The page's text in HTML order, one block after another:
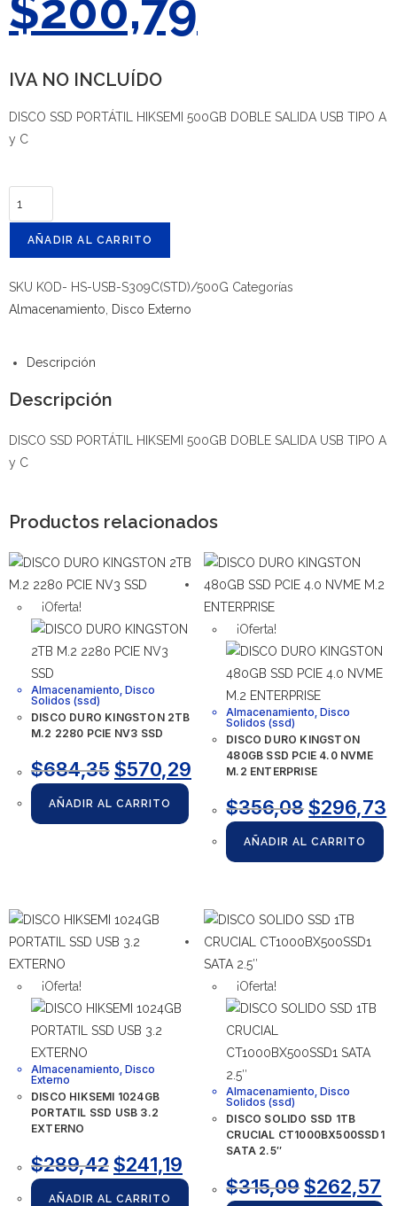
IVA NO INCLUÍDO
DISCO SSD PORTÁTIL HIKSEMI 500GB DOBLE SALIDA USB TIPO A
y C
AÑADIR AL CARRITO
SKU KOD- HS-USB-S309C(STD)/500G Categorías
Almacenamiento
Disco Externo
Descripción
Descripción
DISCO SSD PORTÁTIL HIKSEMI 500GB DOBLE SALIDA USB TIPO A
y C
Productos relacionados
¡Oferta!
Almacenamiento, Disco
Solidos (ssd)
DISCO DURO KINGSTON 2TB
M.2 2280 PCIE NV3 SSD
$684,35$570,29
AÑADIR AL CARRITO
¡Oferta!
Almacenamiento,Disco
Solidos (ssd)
DISCO DURO KINGSTON
480GB SSD PCIE 4.0 NVME
M.2 ENTERPRISE
$356,08 $296,73
AÑADIR AL CARRITO
¡Oferta!
Almacenamiento Disco
Externo
DISCO HIKSEMI 1024GB
PORTATIL SSD USB 3.2
EXTERNO
$289,42$241,19
AÑADIR AL CARRITO
¡Oferta!
Almacenamiento ,Disco
Solidos (ssd)
DISCO SOLIDO SSD 1TB
CRUCIAL CT1000BX500SSD1
SATA 2.5″
$315,09 $262,57